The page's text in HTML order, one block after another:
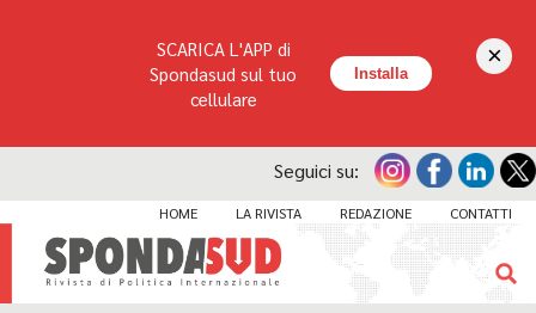
Seguici su:
HOME LA RIVISTA REDAZIONE CONTATTI
SCARICA L'APP di
Spondasud sul tuo
cellulare
Installa
×